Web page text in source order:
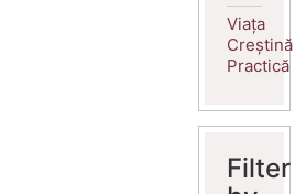
Viața
Creștină
Practică
Filter